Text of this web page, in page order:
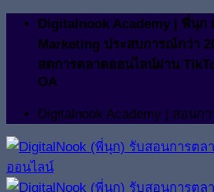
ข้าม
เนื้อหา
Digitalnook Academy | พี่นุก
Marketing ประสบการณ์กว่า
สดการตลาดออนไลน์ผ่าน
OA
Digitalnook Academy | สอนก